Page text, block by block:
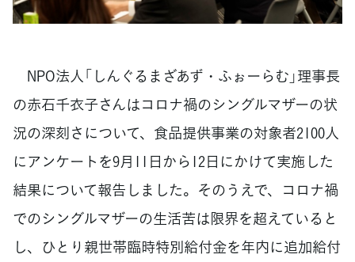
NPO法人「しんぐるまざあず・ふぉーらむ」理事長
の赤石千衣子さんはコロナ禍のシングルマザーの状
況の深刻さについて、食品提供事業の対象者2100人
にアンケートを9月11日から12日にかけて実施した
結果について報告しました。そのうえで、コロナ禍
でのシングルマザーの生活苦は限界を超えていると
し、ひとり親世帯臨時特別給付金を年内に追加給付